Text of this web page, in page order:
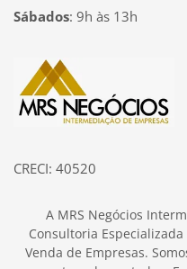
Sábados: 9h às 13h
Página inicial
CRECI: 40520
A MRS Negócios
Consultoria
Venda de Empresas.